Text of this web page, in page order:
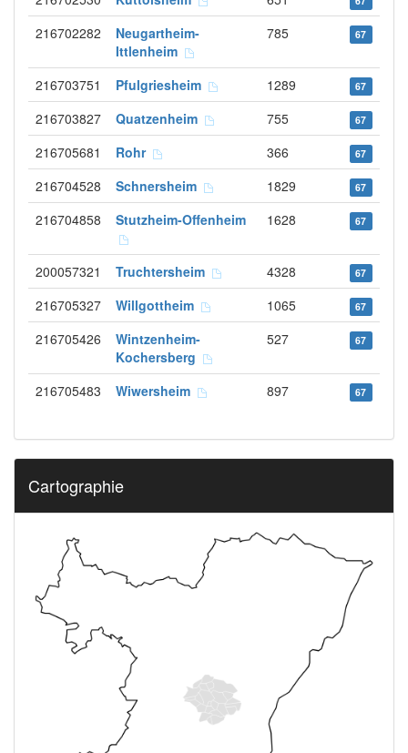
216702282
Neugartheim-
Ittlenheim
785 67
216703751 Pfulgriesheim 1289 67
216703827 Quatzenheim 755 67
216705681 Rohr 366 67
216704528 Schnersheim 1829 67
216704858 Stutzheim-Offenheim 1628 67
200057321 Truchtersheim 4328 67
216705327 Willgottheim 1065 67
216705426
Wintzenheim-
Kochersberg
527 67
216705483 Wiwersheim 897 67
Cartographie